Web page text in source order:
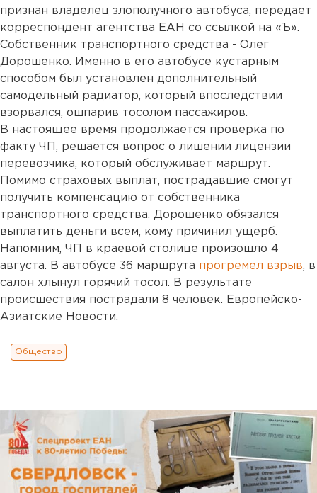
признан владелец злополучного автобуса, передает
корреспондент агентства ЕАН со ссылкой на «Ъ».
Собственник транспортного средства - Олег
Дорошенко. Именно в его автобусе кустарным
способом был установлен дополнительный
самодельный радиатор, который впоследствии
взорвался, ошпарив тосолом пассажиров.
В настоящее время продолжается проверка по
факту ЧП, решается вопрос о лишении лицензии
перевозчика, который обслуживает маршрут.
Помимо страховых выплат, пострадавшие смогут
получить компенсацию от собственника
транспортного средства. Дорошенко обязался
выплатить деньги всем, кому причинил ущерб.
Напомним, ЧП в краевой столице произошло 4
августа. В автобусе 36 маршрута прогремел взрыв, в
салон хлынул горячий тосол. В результате
происшествия пострадали 8 человек. Европейско-
Азиатские Новости.
Общество